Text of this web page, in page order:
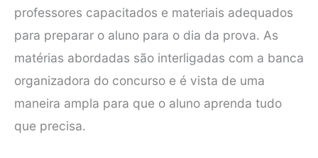
professores capacitados e materiais adequados
para preparar o aluno para o dia da prova. As
matérias abordadas são interligadas com a banca
organizadora do concurso e é vista de uma
maneira ampla para que o aluno aprenda tudo
que precisa.